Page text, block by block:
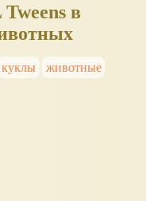
в
куклы
животные